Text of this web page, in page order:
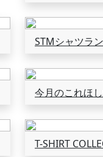
STMシャツラ
今月のこれほ
T-SHIRT